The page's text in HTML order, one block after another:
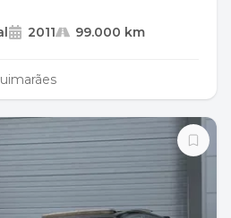
2011
99.000 km